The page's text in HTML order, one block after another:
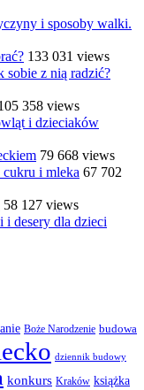
i sposoby walki.
133 031 views
sobie z nią radzić?
358 views
i dzieciaków
79 668 views
cukru i mleka 67 702
58 127 views
i desery dla dzieci
Boże Narodzenie budowa
dziennik budowy
konkurs Kraków książka